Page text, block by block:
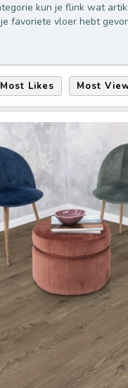
kun je flink wat
favoriete vloer hebt
Most Likes Most